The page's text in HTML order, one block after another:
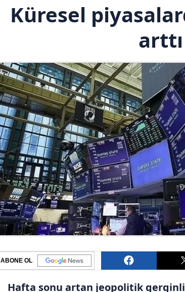
Küresel
arttı
ABONE OL
Hafta sonu artan jeopolitik